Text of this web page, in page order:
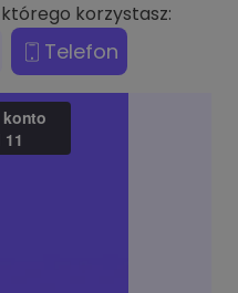
korzystasz:
Telefon